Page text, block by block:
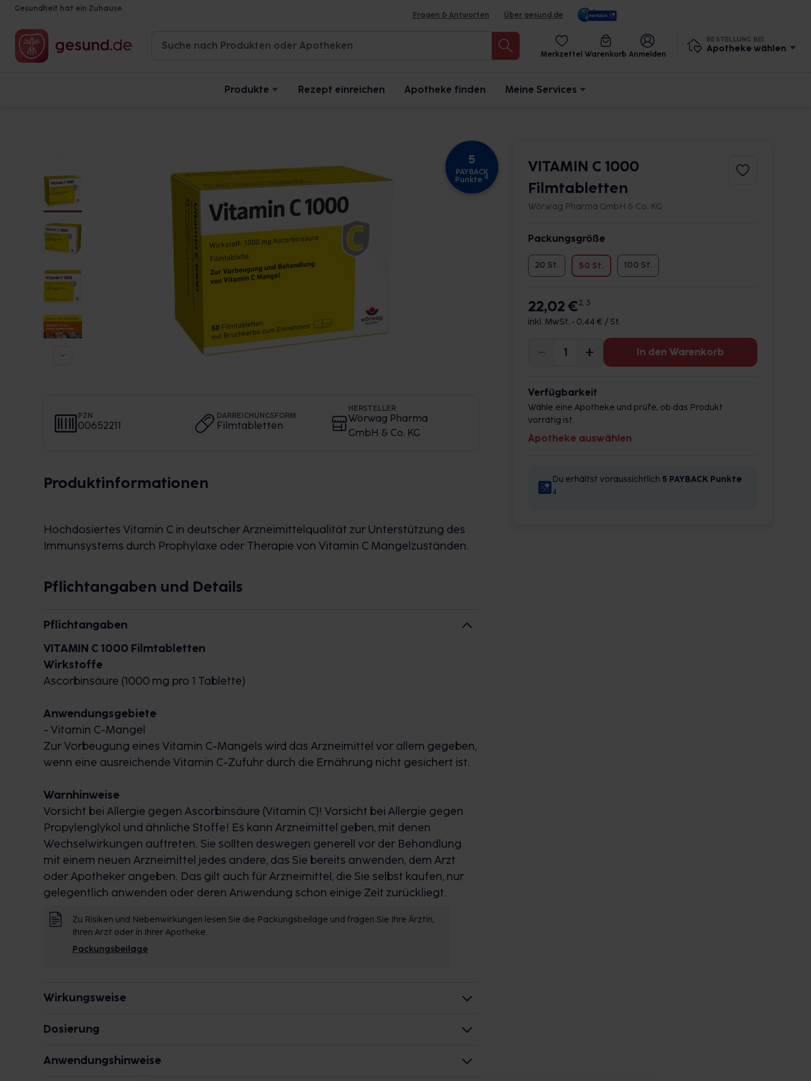
Gesundheit hat ein Zuhause
Fragen & Antworten Über gesund.de
Merkzettel Warenkorb Anmelden
BESTELLUNG BEI
Apotheke wählen
Produkte Rezept einreichen Apotheke finden Meine Services
5
PAYBACK
Punkte 4
PZN
00652211
DARREICHUNGSFORM
Filmtabletten
HERSTELLER
Wörwag Pharma
GmbH & Co. KG
Produktinformationen
Hochdosiertes Vitamin C in deutscher Arzneimittelqualität zur Unterstützung des
Immunsystems durch Prophylaxe oder Therapie von Vitamin C Mangelzuständen.
Pflichtangaben und Details
Pflichtangaben
VITAMIN C 1000 Filmtabletten
Wirkstoffe
Ascorbinsäure (1000 mg pro 1 Tablette)
Anwendungsgebiete
- Vitamin C-Mangel
Zur Vorbeugung eines Vitamin C-Mangels wird das Arzneimittel vor allem gegeben,
wenn eine ausreichende Vitamin C-Zufuhr durch die Ernährung nicht gesichert ist.
Warnhinweise
Vorsicht bei Allergie gegen Ascorbinsäure (Vitamin C)! Vorsicht bei Allergie gegen
Propylenglykol und ähnliche Stoffe! Es kann Arzneimittel geben, mit denen
Wechselwirkungen auftreten. Sie sollten deswegen generell vor der Behandlung
mit einem neuen Arzneimittel jedes andere, das Sie bereits anwenden, dem Arzt
oder Apotheker angeben. Das gilt auch für Arzneimittel, die Sie selbst kaufen, nur
gelegentlich anwenden oder deren Anwendung schon einige Zeit zurückliegt.
Zu Risiken und Nebenwirkungen lesen Sie die Packungsbeilage und fragen Sie Ihre Ärztin,
Ihren Arzt oder in Ihrer Apotheke.
Packungsbeilage
Wirkungsweise
Wie wirkt der Inhaltsstoff des Arzneimittels?
Der Wirkstoff ist wasserlösliches Vitamin C. Er unterstützt das Immunsystem im
Kampf gegen Schädlinge und macht zusammen mit Vitamin E aggressive
Dosierung
Erwachsene
Einzel-/Gesamtdosis: 1/2 Tablette/jeden 2. oder 3. Tag
Anwendungshinweise
VITAMIN C 1000
Filmtabletten
Wörwag Pharma GmbH & Co. KG
Packungsgröße
20 St. 50 St. 100 St.
22,02 €2, 3
inkl. MwSt. • 0,44 € / St.
In den Warenkorb
Verfügbarkeit
Wähle eine Apotheke und prüfe, ob das Produkt
vorrätig ist.
Apotheke auswählen
Du erhältst voraussichtlich 5 PAYBACK Punkte
4